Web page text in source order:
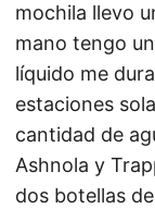
mochila llevo
mano tengo
líquido me
estaciones
cantidad de
Ashnola y
dos botellas